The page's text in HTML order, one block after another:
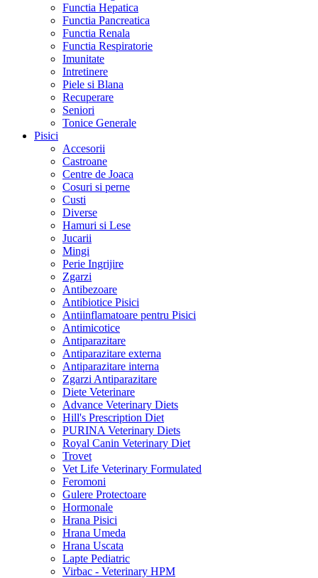
Functia Hepatica
Functia Pancreatica
Functia Renala
Functia Respiratorie
Imunitate
Intretinere
Piele si Blana
Recuperare
Seniori
Tonice Generale
Pisici
Accesorii
Castroane
Centre de Joaca
Cosuri si perne
Custi
Diverse
Hamuri si Lese
Jucarii
Mingi
Perie Ingrijire
Zgarzi
Antibezoare
Antibiotice Pisici
Antiinflamatoare pentru Pisici
Antimicotice
Antiparazitare
Antiparazitare externa
Antiparazitare interna
Zgarzi Antiparazitare
Diete Veterinare
Advance Veterinary Diets
Hill's Prescription Diet
PURINA Veterinary Diets
Royal Canin Veterinary Diet
Trovet
Vet Life Veterinary Formulated
Feromoni
Gulere Protectoare
Hormonale
Hrana Pisici
Hrana Umeda
Hrana Uscata
Lapte Pediatric
Virbac - Veterinary HPM